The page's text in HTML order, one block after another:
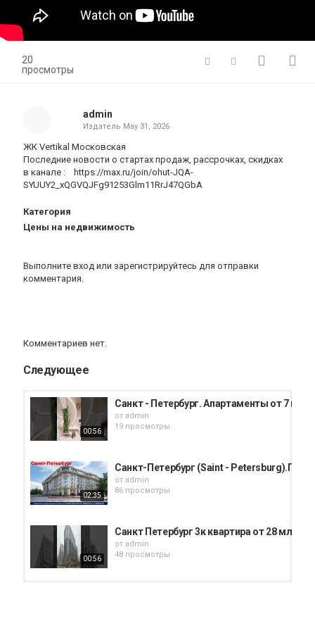
20
просмотры
admin
Издатель May 31, 2026
ЖК Vertikal Московская
Последние новости о стартах продаж, рассрочках, скидках
в канале : https://max.ru/join/ohut-JQA-
SYUUY2_xQGVQJFg91253Glm11RrJ47QGbA
Категория
Цены на недвижимость
Выполните вход или зарегистрируйтесь для отправки
комментария.
Комментариев нет.
Следующее
00:56
Санкт - Петербург. Апартаменты от 7
от admin
19 просмотры
02:35
Санкт-Петербург (Saint -
от admin
86 просмотры
00:56
Санкт Петербург 3к квартира от 28 млн
от admin
48 просмотры